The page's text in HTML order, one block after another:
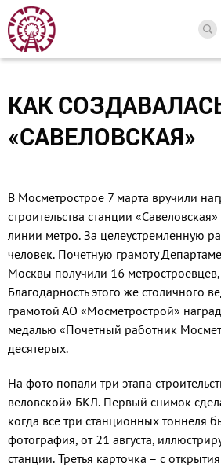
КАК
«САВЕЛОВСКАЯ»
В Мосметрострое 7 марта вручили
строительства стан­ции
линии метро. За це­леустремленную
человек. Почетную грамо­ту
Москвы получили 16
Благодарность этого же столичного
грамотой АО «Мосме­трострой»
медалью «Почетный работ­ник
десятерых.
На фото попали три этапа
веловской» БКЛ. Первый снимок
ког­да все три станционных тонне­ля
фотогра­фия, от 21 августа,
станции. Тре­тья карточка – с